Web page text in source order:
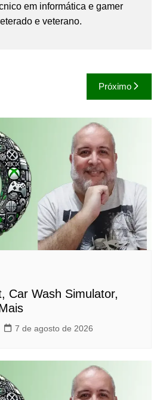
em informática e gamer
e veterano.
Próximo
Car Wash Simulator,
7 de agosto de 2026